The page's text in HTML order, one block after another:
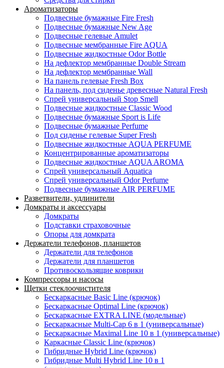
Ароматизаторы
Подвесные бумажные Fire Fresh
Подвесные бумажные New Age
Подвесные гелевые Amulet
Подвесные мембранные Fire AQUA
Подвесные жидкостные Odor Bottle
На дефлектор мембранные Double Stream
На дефлектор мембранные Wall
На панель гелевые Fresh Box
На панель, под сиденье древесные Natural Fresh
Спрей универсальный Stop Smell
Подвесные жидкостные Classic Wood
Подвесные бумажные Sport is Life
Подвесные бумажные Perfume
Под сиденье гелевые Super Fresh
Подвесные жидкостные AQUA PERFUME
Концентрированные ароматизаторы
Подвесные жидкостные AQUA AROMA
Спрей универсальный Aquatica
Спрей универсальный Odor Perfume
Подвесные бумажные AIR PERFUME
Разветвители, удлинители
Домкраты и аксессуары
Домкраты
Подставки страховочные
Опоры для домкрата
Держатели телефонов, планшетов
Держатели для телефонов
Держатели для планшетов
Противоскользящие коврики
Компрессоры и насосы
Щетки стеклоочистителя
Бескаркасные Basic Line (крючок)
Бескаркасные Optimal Line (крючок)
Бескаркасные EXTRA LINE (модельные)
Бескаркасные Multi-Cap 6 в 1 (универсальные)
Бескаркасные Maximal Line 10 в 1 (универсальные)
Каркасные Classic Line (крючок)
Гибридные Hybrid Line (крючок)
Гибридные Multi Hybrid Line 10 в 1